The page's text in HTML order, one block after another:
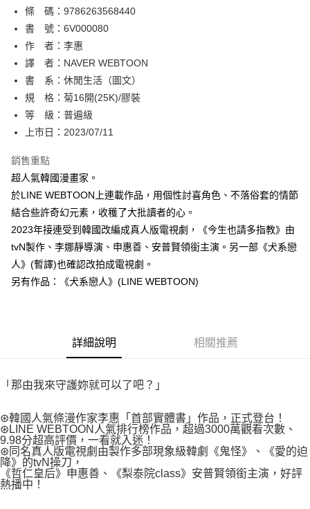
【關於「AFTEE先享後付」】
AFTEE先享後付是「在收到商品之後才付款」的支付方式。 讓您購物簡單
便利好安心！
１．簡單：不需註冊會員、不需綁卡、不需儲值。
２．便利：只要手機號碼，簡訊認證，即可結帳。
３．安心：先確認商品／服務後，再付款。
【「AFTEE先享後付」結帳流程】
１．於結帳方式選擇「AFTEE先享後付」後，將跳轉至「AFTEE先享後付」
結帳頁面，進行簡訊認證並確認金額後，即可完成結帳。
２．訂單成立數日內，您將收到繳費通知簡訊。
ATM／網路銀行／等多元方式進行付款，方視為交易完成。
※ 請注意：結帳手續完成當下不需立刻繳費，但若您需要取消訂單，請聯絡
購買商品的店家。未經商家同意取消之訂單仍視為有效，需透過AFTEE先享
後付繳納相關費用。
※ 交易是否成功請以「AFTEE先享後付 」之結帳頁面顯示為準，若有關於
是否繳費成功／繳費後需取消欲退款等相關疑問，請聯繫「AFTEE先享後付
【注意事項】
１．透過由恩沛科技股份有限公司提供之「AFTEE先享後付」服務完成之交
易，需依本服務之必要範圍內提供個人資料，並將交易相關給付款項請求債
３．未成年的使用者請事先徵得法定代理人或監護人之同意方可使用
「AFTEE先享後付」，若未經同意申辦者引起之損失，本公司不負相關責
時審查核予不同之上限額度；若仍有額度不足之情形，本公司將視審查結果
５．嚴禁一人註冊多個帳號或使用他人資訊註冊。若發現惡意使用之情形，
恩沛科技股份有限公司將有權停止該用戶之使用額度並採取法律行動。
ATM付款
運送方式
全家取貨付款
每筆NT$80，滿NT$500(含以上)免運費
付款後全家取貨
每筆NT$80，滿NT$500(含以上)免運費
付款後萊爾富取貨
每筆NT$80，滿NT$500(含以上)免運費
7-11取貨付款
每筆NT$80，滿NT$500(含以上)免運費
國家/地區配送
條 碼：9786263568440
書 號：6V000080
作 者：李惠
譯 者：NAVER WEBTOON
書 系：休閒生活（圖文）
規 格：菊16開(25K)/膠裝
等 級：普遍級
上市日：2023/07/11
銷售重點
超人氣韓國漫畫家。
於LINE WEBTOON上連載作品，用個性討喜角色、不落俗套的情節
結合些許奇幻元素，收穫了大批讀者的心。
2023年接連受到韓國改編成真人版電視劇，《今生也請多指教》由
tvN製作、李娜靜導演、申惠善、安普賢領銜主演。另一部《犬系戀
人》(暫譯)也確認改拍成電視劇。
另有作品：《犬系戀人》(LINE WEBTOON)
詳細說明 相關推薦
「那由我來守護妳就可以了吧？」
⊛韓國人氣條漫作家李惠「首部實體書」作品，正式登台！
⊛LINE WEBTOON人氣排行榜作品，超過3000萬觀看次數、
9.98分超高評價，一看就入迷！
⊛同名真人版電視劇由製作多部現象級韓劇《鬼怪》、《愛的迫
降》的tvN操刀，
《哲仁皇后》申惠善、《梨泰院class》安普賢領銜主演，好評
熱播中！